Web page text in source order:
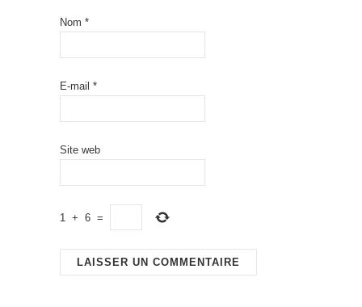
Nom *
E-mail *
Site web
1 + 6 =